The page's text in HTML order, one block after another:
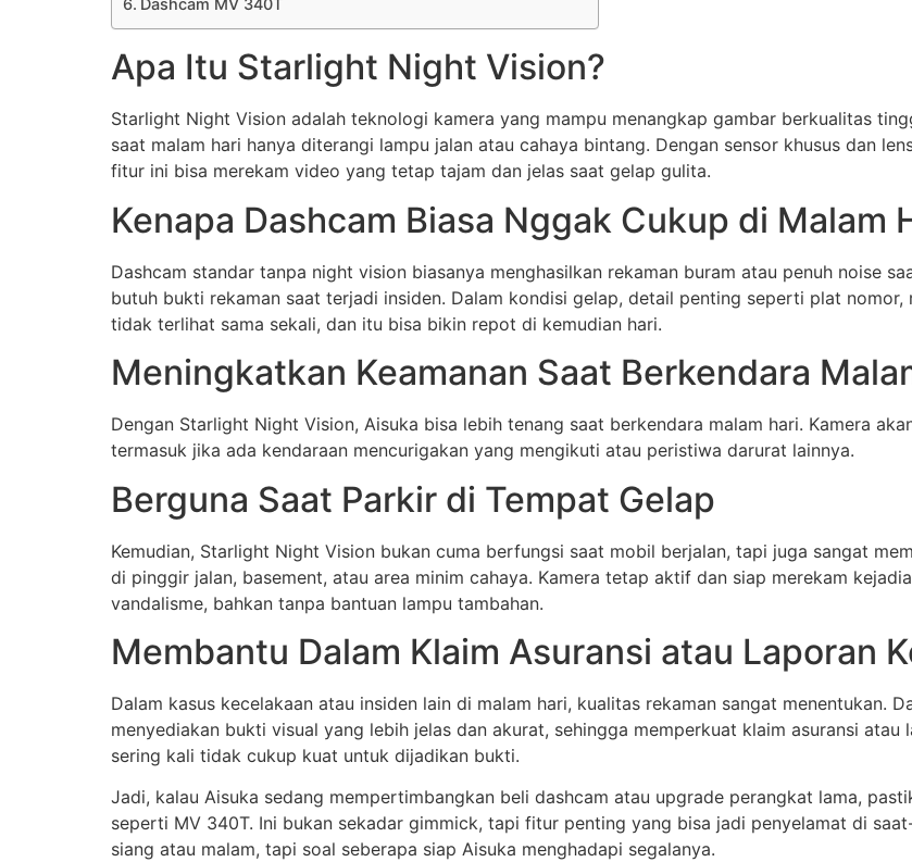
Dashcam MV 340T
Apa Itu Starlight Night Vision?
Starlight Night Vision adalah teknologi kamera yang mampu menangkap gambar berkualitas
saat malam hari hanya diterangi lampu jalan atau cahaya bintang. Dengan sensor khusus dan
fitur ini bisa merekam video yang tetap tajam dan jelas saat gelap gulita.
Kenapa Dashcam Biasa Nggak Cukup di Malam
Dashcam standar tanpa night vision biasanya menghasilkan rekaman buram atau penuh noise
butuh bukti rekaman saat terjadi insiden. Dalam kondisi gelap, detail penting seperti plat
tidak terlihat sama sekali, dan itu bisa bikin repot di kemudian hari.
Meningkatkan Keamanan Saat Berkendara
Dengan Starlight Night Vision, Aisuka bisa lebih tenang saat berkendara malam hari. Kamera
termasuk jika ada kendaraan mencurigakan yang mengikuti atau peristiwa darurat lainnya.
Berguna Saat Parkir di Tempat Gelap
Kemudian, Starlight Night Vision bukan cuma berfungsi saat mobil berjalan, tapi juga sangat
di pinggir jalan, basement, atau area minim cahaya. Kamera tetap aktif dan siap merekam
vandalisme, bahkan tanpa bantuan lampu tambahan.
Membantu Dalam Klaim Asuransi atau Laporan
Dalam kasus kecelakaan atau insiden lain di malam hari, kualitas rekaman sangat menentukan.
menyediakan bukti visual yang lebih jelas dan akurat, sehingga memperkuat klaim asuransi
sering kali tidak cukup kuat untuk dijadikan bukti.
Jadi, kalau Aisuka sedang mempertimbangkan beli dashcam atau upgrade perangkat lama,
seperti MV 340T. Ini bukan sekadar gimmick, tapi fitur penting yang bisa jadi penyelamat di
siang atau malam, tapi soal seberapa siap Aisuka menghadapi segalanya.